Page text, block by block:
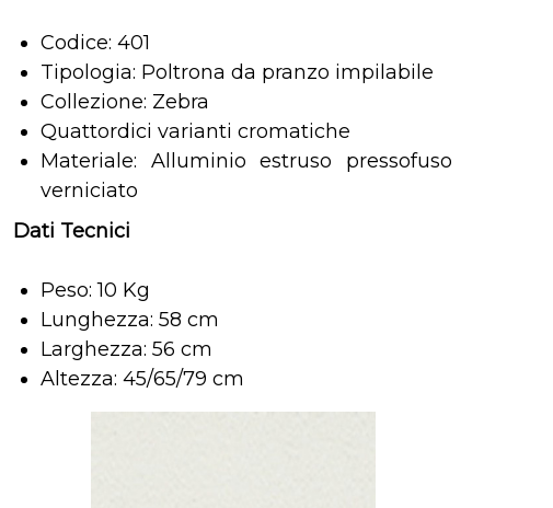
Codice: 401
Tipologia: Poltrona da pranzo impilabile
Collezione: Zebra
Quattordici varianti cromatiche
Materiale: Alluminio estruso pressofuso
verniciato
Dati Tecnici
Peso: 10 Kg
Lunghezza: 58 cm
Larghezza: 56 cm
Altezza: 45/65/79 cm